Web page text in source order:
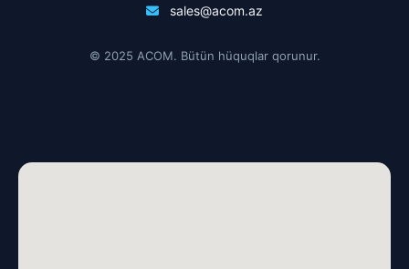
sales@acom.az
© 2025 ACOM. Bütün hüquqlar qorunur.